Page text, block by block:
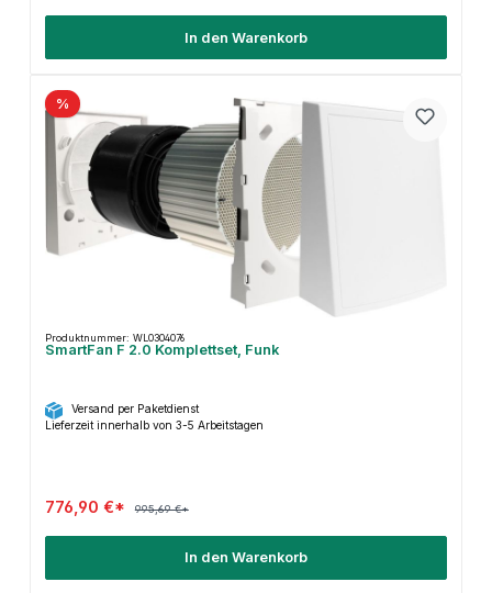
In den Warenkorb
%
Produktnummer: WL0304076
SmartFan F 2.0 Komplettset, Funk
Versand per Paketdienst
Lieferzeit innerhalb von 3-5 Arbeitstagen
776,90 €* 995,69 €*
In den Warenkorb